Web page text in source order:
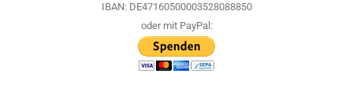
IBAN: DE47160500003528088850
oder mit PayPal: